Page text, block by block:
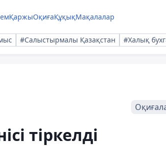
ҚаржыОқиғаҚұқықМақалалар
#Салыстырмалы Қазақстан #Халық
тіркелді